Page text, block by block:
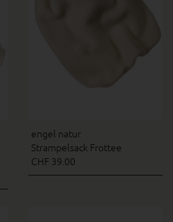
engel natur
Strampelsack Frottee
CHF 39.00